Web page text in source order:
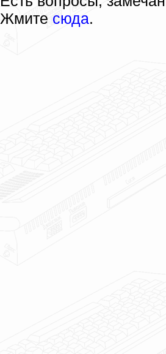
Жмите сюда.